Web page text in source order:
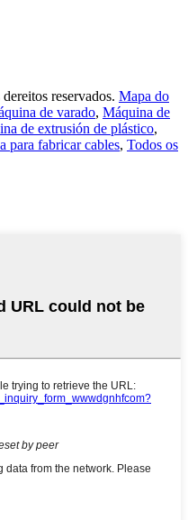
reservados. Mapa do
de varado, Máquina de
de extrusión de plástico,
para fabricar cables, Todos os